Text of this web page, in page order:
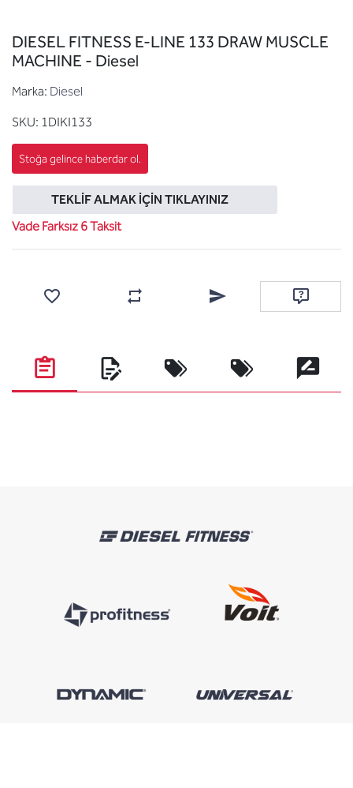
DIESEL FITNESS E-LINE 133 DRAW MUSCLE
MACHINE - Diesel
Marka: Diesel
SKU: 1DIKI133
TEKLIF ALMAK İÇIN TIKLAYINIZ
Vade Farksız 6 Taksit
Karşılaştırma listesine ekleArkadaşına e-posta ile
Soru sor